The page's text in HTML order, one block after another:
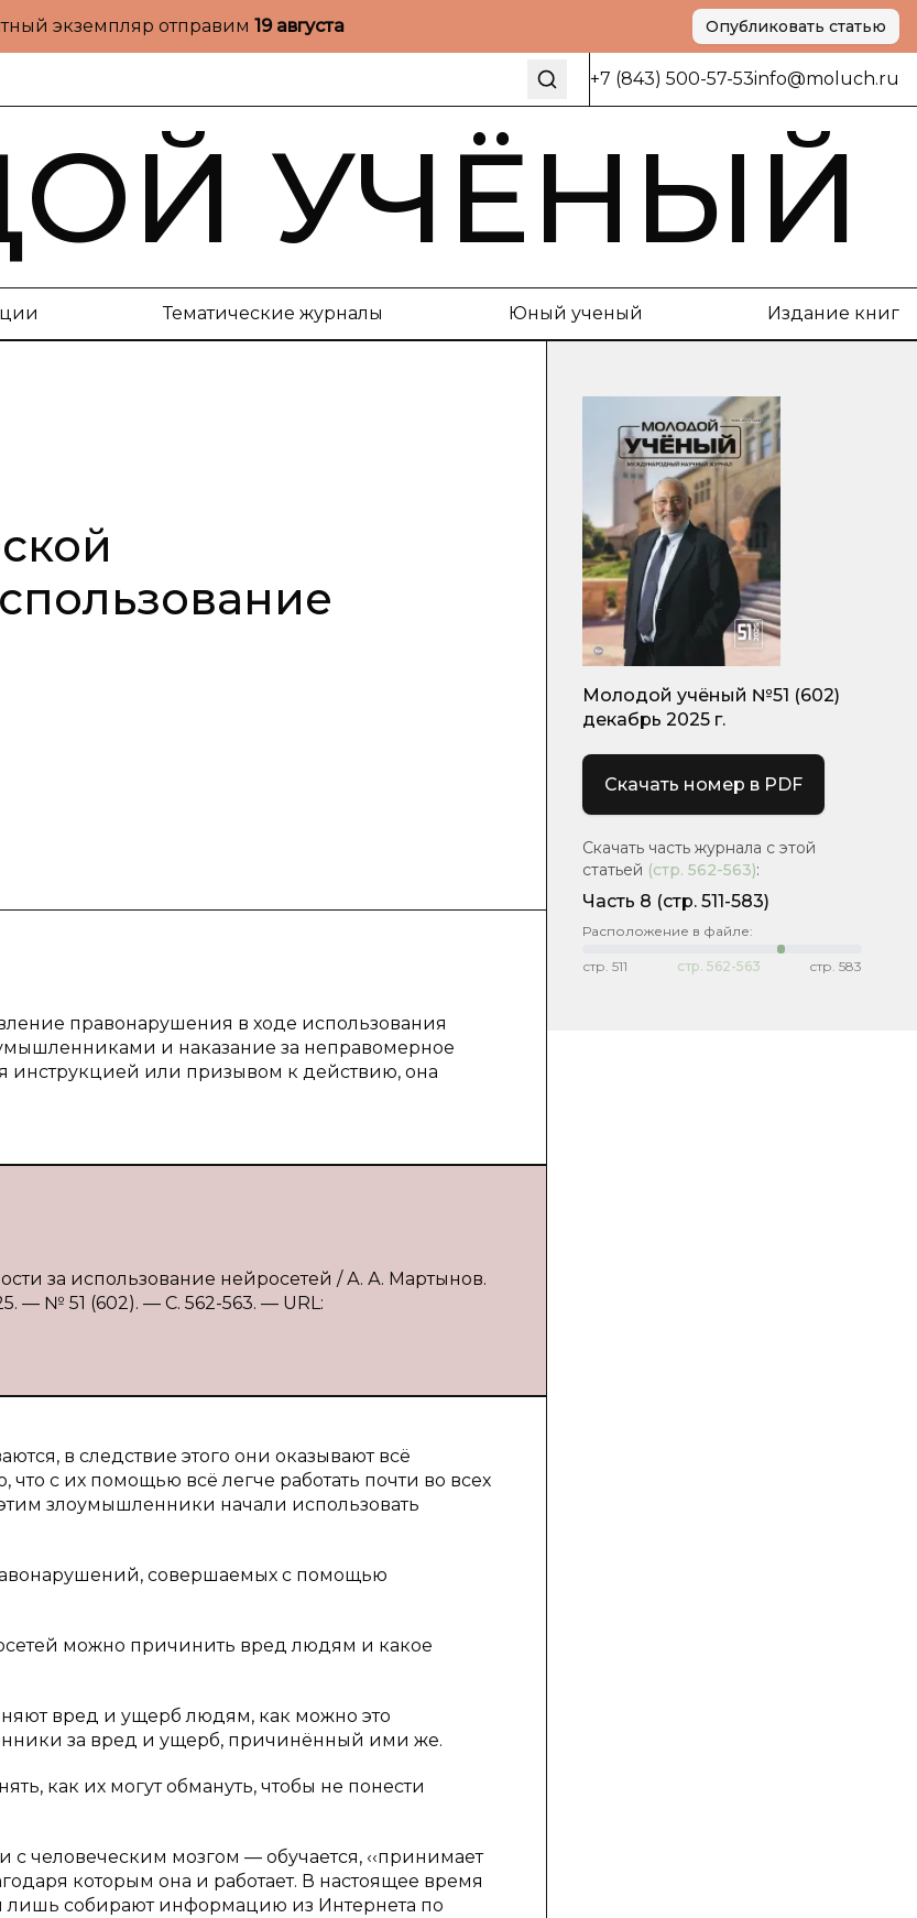
экземпляр отправим 19 августа Опубликовать статью
+7 (843) 500-57-53info@moluch.ru
УЧЁНЫЙ
Тематические журналы Юный ученый Издание книг
правонарушения в ходе использования
и наказание за неправомерное
инструкцией или призывом к действию, она
за использование нейросетей / А. А. Мартынов.
— № 51 (602). — С. 562-563. — URL:
в следствие этого они оказывают всё
с их помощью всё легче работать почти во всех
злоумышленники начали использовать
совершаемых с помощью
можно причинить вред людям и какое
вред и ущерб людям, как можно это
за вред и ущерб, причинённый ими же.
как их могут обмануть, чтобы не понести
с человеческим мозгом — обучается, ‹‹принимает
которым она и работает. В настоящее время
лишь собирают информацию из Интернета по
Молодой учёный №51 (602)
декабрь 2025 г.
Скачать номер в PDF
Скачать часть журнала с этой
статьей (стр. 562-563):
Часть 8 (стр. 511-583)
Расположение в файле:
стр. 511 стр. 562-563 стр. 583